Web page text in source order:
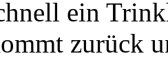
ein
zurück